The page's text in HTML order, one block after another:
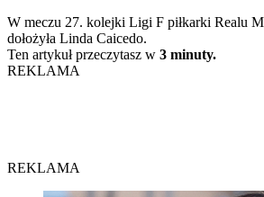
W meczu 27. kolejki Ligi F piłkarki Realu
dołożyła Linda Caicedo.
Ten artykuł przeczytasz w 3 minuty.
REKLAMA
REKLAMA